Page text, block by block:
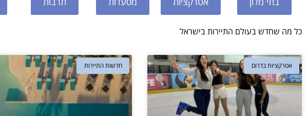
כל מה שחדש בעולם התיירות בישראל
אטרקציות בדרום חדשות התיירות